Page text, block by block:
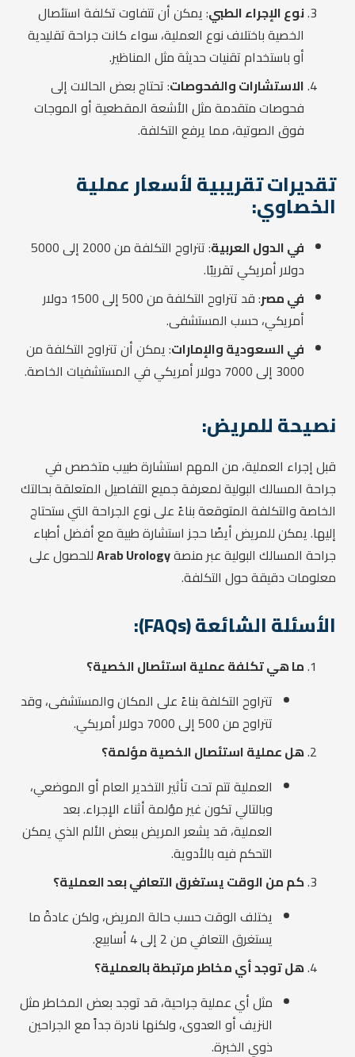
نوع الإجراء الطبي: يمكن أن تتفاوت تكلفة استئصال
الخصية باختلاف نوع العملية، سواء كانت جراحة تقليدية
أو باستخدام تقنيات حديثة مثل المناظير.
الاستشارات والفحوصات: تحتاج بعض الحالات إلى
فحوصات متقدمة مثل الأشعة المقطعية أو الموجات
فوق الصوتية، مما يرفع التكلفة.
تقديرات تقريبية لأسعار عملية
الخصاوي:
في الدول العربية
: تتراوح التكلفة من 2000 إلى 5000
دولار أمريكي تقريبًا.
في مصر
: قد تتراوح التكلفة من 500 إلى 1500 دولار
أمريكي، حسب المستشفى.
في السعودية والإمارات: يمكن أن تتراوح التكلفة من
3000 إلى 7000 دولار أمريكي في المستشفيات الخاصة.
نصيحة للمريض:
قبل إجراء العملية، من المهم استشارة طبيب متخصص في
جراحة المسالك البولية لمعرفة جميع التفاصيل المتعلقة بحالتك
الخاصة والتكلفة المتوقعة بناءً على نوع الجراحة التي ستحتاج
إليها. يمكن للمريض أيضًا حجز استشارة طبية مع أفضل أطباء
جراحة المسالك البولية عبر منصةArab Urologyللحصول على
معلومات دقيقة حول التكلفة.
الأسئلة الشائعة (FAQs):
ما هي تكلفة عملية استئصال الخصية؟
تتراوح التكلفة بناءً على المكان والمستشفى، وقد
تتراوح من 500 إلى 7000 دولار أمريكي.
هل عملية استئصال الخصية مؤلمة؟
العملية تتم تحت تأثير التخدير العام أو الموضعي،
وبالتالي تكون غير مؤلمة أثناء الإجراء. بعد
العملية، قد يشعر المريض ببعض الألم الذي يمكن
التحكم فيه بالأدوية.
كم من الوقت يستغرق التعافي بعد العملية؟
يختلف الوقت حسب حالة المريض، ولكن عادةً ما
يستغرق التعافي من 2 إلى 4 أسابيع.
هل توجد أي مخاطر مرتبطة بالعملية؟
مثل أي عملية جراحية، قد توجد بعض المخاطر مثل
النزيف أو العدوى، ولكنها نادرة جداً مع الجراحين
ذوي الخبرة.